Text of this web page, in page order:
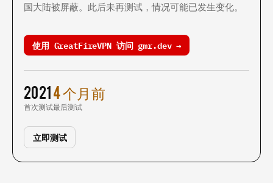
国大陆被屏蔽。此后未再测试，情况可能已发生变化。
使用 GreatFireVPN 访问 gmr.dev →
2021
首次测试
4 个月前
最后测试
立即测试